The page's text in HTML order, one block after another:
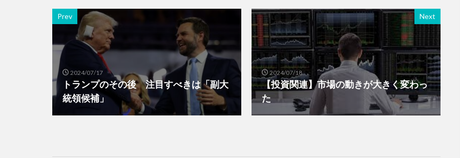
Prev
2024/07/17
トランプのその後 注目すべきは「副大
統領候補」
Next
2024/07/18
【投資関連】市場の動きが大きく変わっ
た